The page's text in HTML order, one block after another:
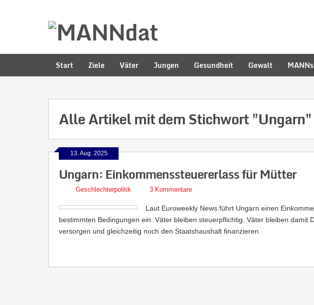
Start Ziele Väter Jungen Gesundheit Gewalt
Alle Artikel mit dem Stichwort"Ungarn"
13. Aug. 2025
Ungarn: Einkommenssteuererlass für Mütter
Geschlechterpolitik 3 Kommentare
Laut Euroweekly News führt Ungarn einen
bestimmten Bedingungen ein. Väter bleiben steuerpflichtig. Väter bleiben damit
versorgen und gleichzeitig noch den Staatshaushalt finanzieren.